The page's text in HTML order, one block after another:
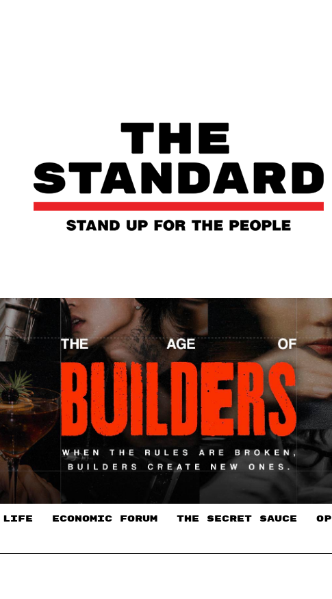
LIFE ECONOMIC FORUM THE SECRET SAUCE​